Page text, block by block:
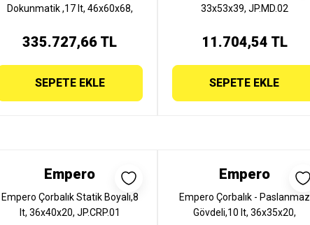
Dokunmatik ,17 lt, 46x60x68,
335.727,66 TL
SEPETE EKLE
33x53x39, JP.MD.02
11.704,54 TL
SEPETE EKLE
Empero
Empero Çorbalık Statik Boyalı,8
lt, 36x40x20, JP.CRP.01
Empero
Empero Çorbalık - Paslanmaz
Gövdeli,10 lt, 36x35x20,